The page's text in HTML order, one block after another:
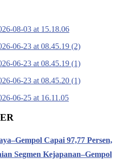
Capai 97,77 Persen,
Segmen Kejapanan–Gempol